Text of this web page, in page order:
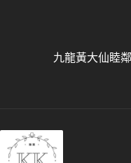
九龍黃大仙睦